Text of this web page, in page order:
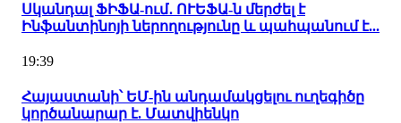
Սկանդալ ՖԻՖԱ-ում․ ՈՒԵՖԱ-ն մերժել է
Ինֆանտինոյի ներողությունը և պահպանում է...
19:39
Հայաստանի՝ ԵՄ-ին անդամակցելու ուղեգիծը
կործանարար է. Մատվիենկո